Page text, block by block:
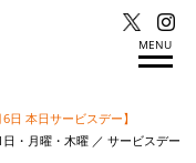
MENU
6日 本日サービスデー】
日・月曜・木曜 ／ サービスデー